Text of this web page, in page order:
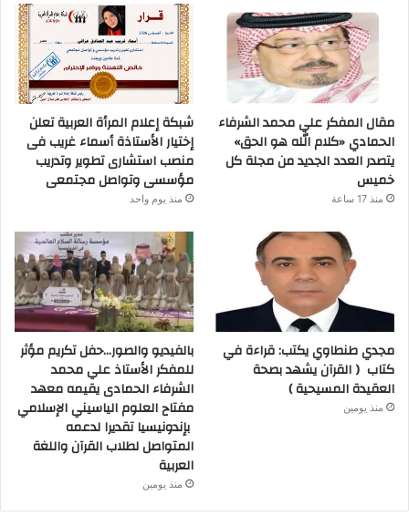
مقال المفكر علي محمد الشرفاء
الحمادي «كلام الله هو الحق»
يتصدر العدد الجديد من مجلة كل
خميس
منذ 17 ساعة
شبكة إعلام المرأة العربية تعلن
إختيار الأستاذة أسماء غريب فى
منصب استشارى تطوير وتدريب
مؤسسى وتواصل مجتمعى
منذ يوم واحد
مجدي طنطاوي يكتب: قراءة في
كتاب ( القرآن يشهد بصحة
العقيدة المسيحية )
منذ يومين
بالفيديو والصور…حفل تكريم مؤثر
للمفكر الأستاذ علي محمد
الشرفاء الحمادى يقيمه معهد
مفتاح العلوم الياسيني الإسلامي
بإندونيسيا تقديرا لدعمه
المتواصل لطلاب القرآن واللغة
العربية
منذ يومين